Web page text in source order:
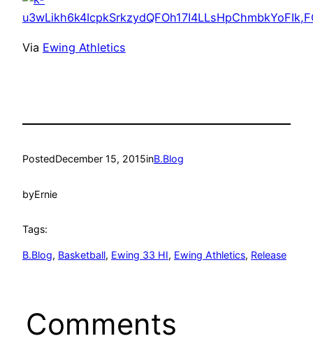
Via Ewing Athletics
PostedDecember 15, 2015inB.Blog
byErnie
Tags:
B.Blog, Basketball, Ewing 33 HI, Ewing Athletics, Release
Comments